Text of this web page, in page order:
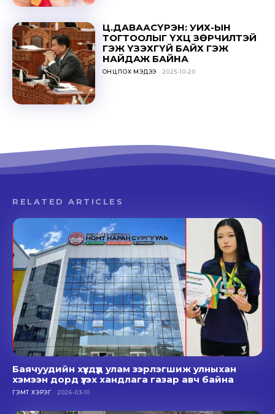
Ц.ДАВААСҮРЭН: УИХ-ЫН
ТОГТООЛЫГ ҮХЦ ЗӨРЧИЛТЭЙ
ГЭЖ ҮЗЭХГҮЙ БАЙХ ГЭЖ
НАЙДАЖ БАЙНА
ОНЦЛОХ МЭДЭЭ 2025-10-20
RELATED ARTICLES
Баячуудийн хүүхдүүд улам зэрлэгшиж улныхан
хэмээн дорд үзэх хандлага газар авч байна
ГЭМТ ХЭРЭГ 2026-03-10